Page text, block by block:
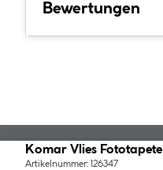
Bewertungen
Komar Vlies
Artikelnummer: 126347